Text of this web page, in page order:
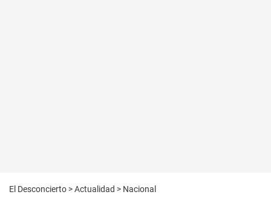
El Desconcierto >Actualidad > Nacional